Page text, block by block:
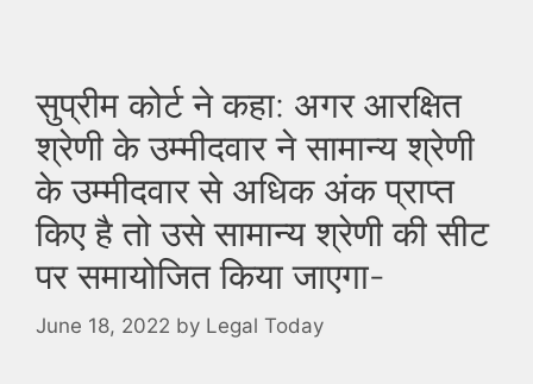
सुप्रीम कोर्ट ने कहा: अगर आरक्षित
श्रेणी के उम्मीदवार ने सामान्य श्रेणी
के उम्मीदवार से अधिक अंक प्राप्त
किए है तो उसे सामान्य श्रेणी की सीट
पर समायोजित किया जाएगा-
June 18, 2022 by Legal Today